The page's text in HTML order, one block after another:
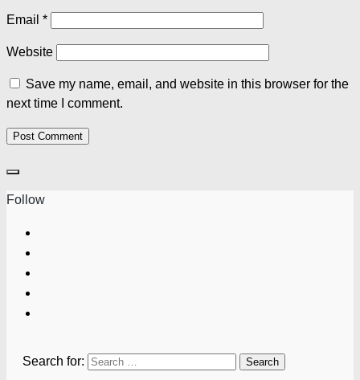
Email *
Website
Save my name, email, and website in this browser for the
next time I comment.
Follow
Search for: